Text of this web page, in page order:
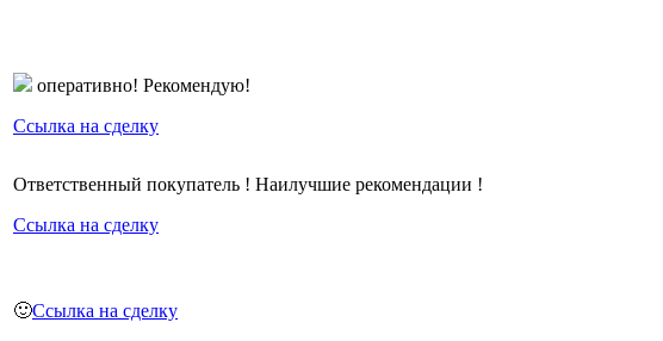
оперативно! Рекомендую!
Ссылка на сделку
Ответственный покупатель ! Наилучшие рекомендации !
Ссылка на сделку
🙂Ссылка на сделку